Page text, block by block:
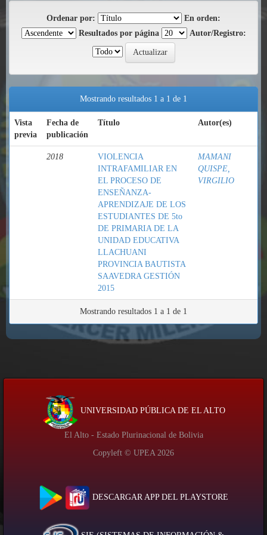
Ordenar por:
En orden:
Resultados por página
Autor/Registro:
Mostrando resultados 1 a 1 de 1
Vista
previa
Fecha de
publicación
Título Autor(es)
2018
VIOLENCIA
INTRAFAMILIAR EN
EL PROCESO DE
ENSEÑANZA-
APRENDIZAJE DE LOS
ESTUDIANTES DE 5to
DE PRIMARIA DE LA
UNIDAD EDUCATIVA
LLACHUANI
PROVINCIA BAUTISTA
SAAVEDRA GESTIÓN
2015
MAMANI
QUISPE,
VIRGILIO
Mostrando resultados 1 a 1 de 1
UNIVERSIDAD PÚBLICA DE EL ALTO
El Alto - Estado Plurinacional de Bolivia
Copyleft © UPEA 2026
DESCARGAR APP DEL PLAYSTORE